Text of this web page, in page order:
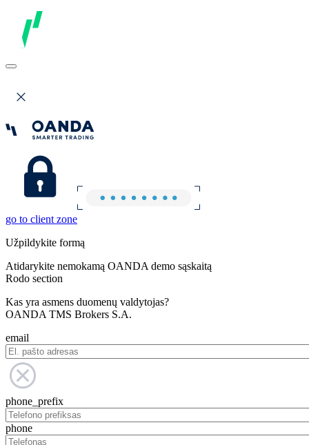
go to client zone
Užpildykite formą
Atidarykite nemokamą OANDA demo sąskaitą
Rodo section
Kas yra asmens duomenų valdytojas?
OANDA TMS Brokers S.A.
email
phone_prefix
phone